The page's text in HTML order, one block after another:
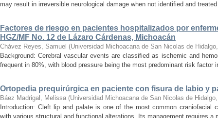
may result in irreversible neurological damage when not identified and
Factores de riesgo en pacientes hospitalizados por
HGZ/MF No. 12 de Lázaro Cárdenas, Michoacán
Chávez Reyes, Samuel (Universidad Michoacana de San Nicolas de Hidalgo
Background: Cerebral vascular events are classified as ischemic and
frequent in 80%, with blood pressure being the most predominant risk factor
Ortopedia prequirúrgica en paciente con fisura de labio y
Báez Madrigal, Melissa (Universidad Michoacana de San Nicolas de Hidalgo
Introduction: Cleft lip and palate is one of the most common craniofacial
with various structural and functional alterations. Its management requires a